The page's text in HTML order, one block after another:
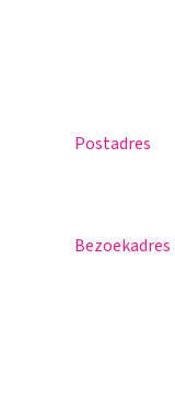
Postadres
Bezoekadres